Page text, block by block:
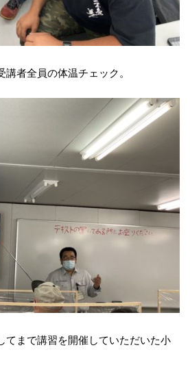
者全員の体温チェック。
てまで講習を開催していただいた小